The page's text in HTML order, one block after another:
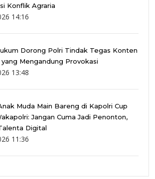
Konflik Agraria
14:16
Dorong Polri Tindak Tegas Konten
Mengandung Provokasi
13:48
Muda Main Bareng di Kapolri Cup
Jangan Cuma Jadi Penonton,
Digital
11:36